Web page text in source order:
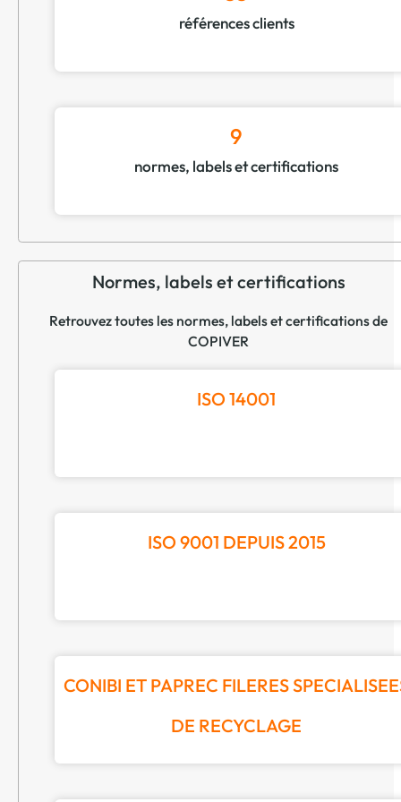
ROUTAGE/PUBLIPOSTAGE /MAILING en mode
( Mailing commercial, RH, CE, CSE...)
ou toute autre cible désignée)
( Bambou-Liège-Chanvre- Paille de blé - Coton -
demandes au juste besoin, associé au service
clients Copiver habituel et reconnu sur le marché.
références clients
9
normes, labels et certifications
Normes, labels et certifications
Retrouvez toutes les normes, labels et certifications de
COPIVER
ISO 14001
ISO 9001 DEPUIS 2015
CONIBI ET PAPREC FILERES
DE RECYCLAGE